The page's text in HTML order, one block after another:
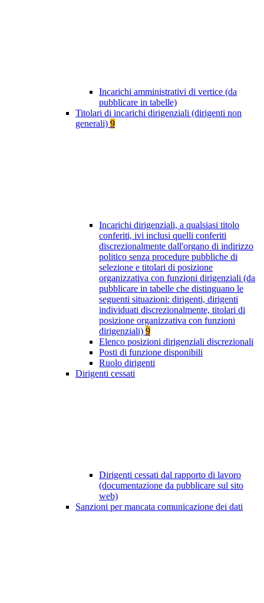
Incarichi amministrativi di vertice (da
pubblicare in tabelle)
Titolari di incarichi dirigenziali (dirigenti non
generali) 9
Incarichi dirigenziali, a qualsiasi titolo
conferiti, ivi inclusi quelli conferiti
discrezionalmente dall'organo di indirizzo
politico senza procedure pubbliche di
selezione e titolari di posizione
organizzativa con funzioni dirigenziali (da
pubblicare in tabelle che distinguano le
seguenti situazioni: dirigenti, dirigenti
individuati discrezionalmente, titolari di
posizione organizzativa con funzioni
dirigenziali) 9
Elenco posizioni dirigenziali discrezionali
Posti di funzione disponibili
Ruolo dirigenti
Dirigenti cessati
Dirigenti cessati dal rapporto di lavoro
(documentazione da pubblicare sul sito
web)
Sanzioni per mancata comunicazione dei dati